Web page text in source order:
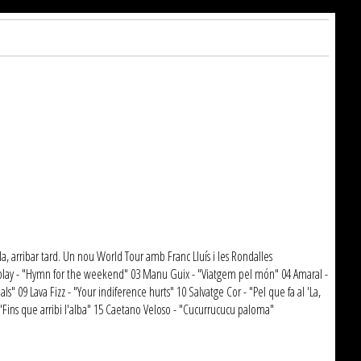
tard. Un nou World Tour amb Franc Lluís i les Rondalles
- "Hymn for the weekend" 03 Manu Guix - "Viatgem pel món" 04 Amaral -
09 Lava Fizz - "Your indiference hurts" 10 Salvatge Cor - "Pel que fa al 'La,
que arribi l'alba" 15 Caetano Veloso - "Cucurrucucu paloma"